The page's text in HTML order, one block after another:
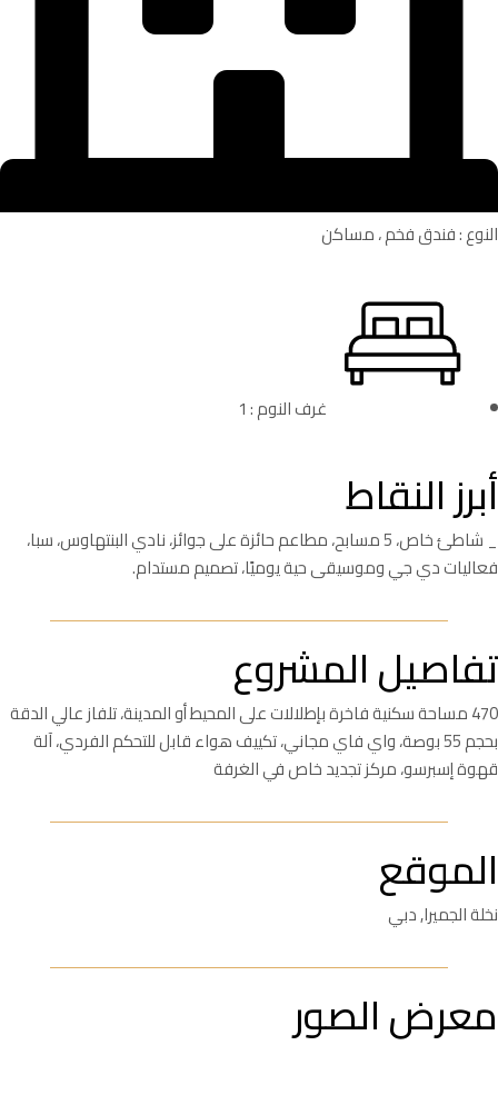
النوع : فندق فخم ، مساكن
غرف النوم : 1
أبرز النقاط
_ شاطئ خاص، 5 مسابح، مطاعم حائزة على جوائز، نادي البنتهاوس، سبا،
فعاليات دي جي وموسيقى حية يوميًا، تصميم مستدام.
تفاصيل المشروع
470 مساحة سكنية فاخرة بإطلالات على المحيط أو المدينة، تلفاز عالي الدقة
بحجم 55 بوصة، واي فاي مجاني، تكييف هواء قابل للتحكم الفردي، آلة
قهوة إسبرسو، مركز تجديد خاص في الغرفة
الموقع
نخلة الجميرا, دبي
معرض الصور